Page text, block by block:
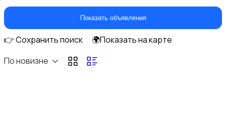
Мультимедиа
Показать объявления
👉 Сохранить поиск
🌍Показать на карте
По новизне